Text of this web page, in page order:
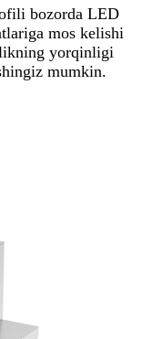
bozorda LED
mos kelishi
yorqinligi
mumkin.